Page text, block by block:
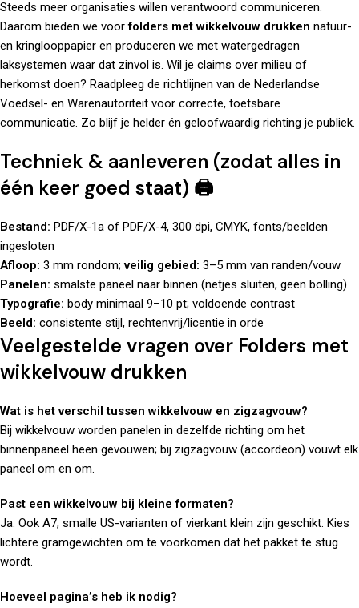
Steeds meer organisaties willen verantwoord communiceren.
Daarom bieden we voorfolders met wikkelvouw drukken natuur-
en kringlooppapier en produceren we met watergedragen
laksystemen waar dat zinvol is. Wil je claims over milieu of
herkomst doen? Raadpleeg de richtlijnen van de Nederlandse
Voedsel- en Warenautoriteit voor correcte, toetsbare
communicatie. Zo blijf je helder én geloofwaardig richting je publiek.
Techniek & aanleveren (zodat alles in
één keer goed staat) 🖨️
Bestand: PDF/X-1a of PDF/X-4, 300 dpi, CMYK, fonts/beelden
ingesloten
Afloop: 3 mm rondom;veilig gebied: 3–5 mm van randen/vouw
Panelen: smalste paneel naar binnen (netjes sluiten, geen bolling)
Typografie: body minimaal 9–10 pt; voldoende contrast
Beeld: consistente stijl, rechtenvrij/licentie in orde
Veelgestelde vragen over Folders met
wikkelvouw drukken
Wat is het verschil tussen wikkelvouw en zigzagvouw?
Bij wikkelvouw worden panelen in dezelfde richting om het
binnenpaneel heen gevouwen; bij zigzagvouw (accordeon) vouwt elk
paneel om en om.
Past een wikkelvouw bij kleine formaten?
Ja. Ook A7, smalle US-varianten of vierkant klein zijn geschikt. Kies
lichtere gramgewichten om te voorkomen dat het pakket te stug
wordt.
Hoeveel pagina’s heb ik nodig?